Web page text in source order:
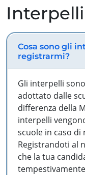
Interpelli
Cosa sono gli
registrarmi?
Gli interpelli
adottato dalle
differenza della
interpelli
scuole in caso di
Registrandoti al
che la tua